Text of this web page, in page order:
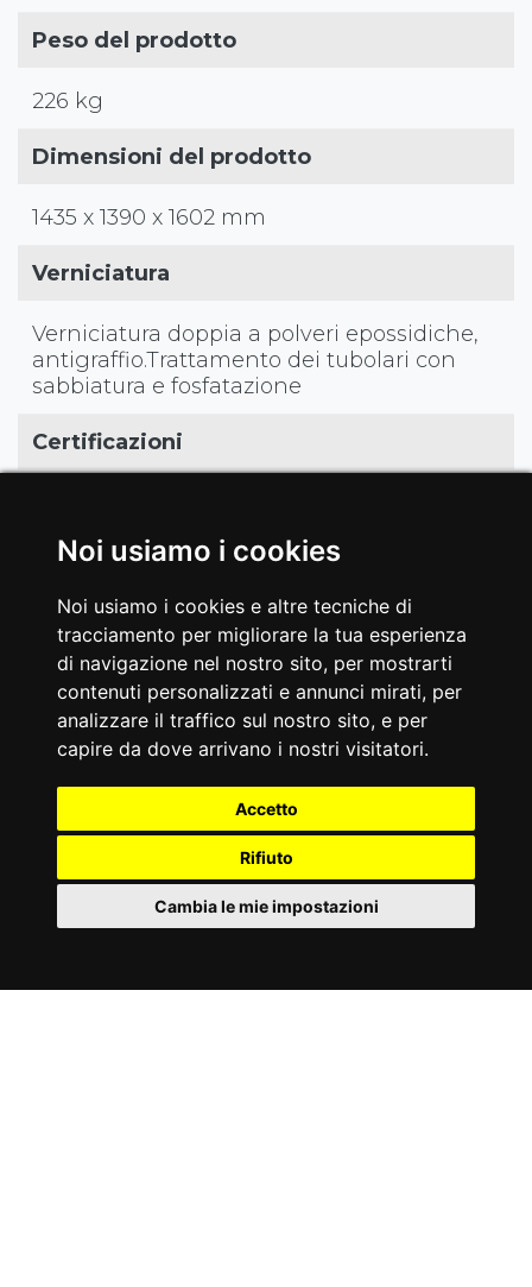
Noi usiamo i cookies
Noi usiamo i cookies e altre tecniche di
tracciamento per migliorare la tua esperienza
di navigazione nel nostro sito, per mostrarti
contenuti personalizzati e annunci mirati, per
analizzare il traffico sul nostro sito, e per
capire da dove arrivano i nostri visitatori.
Accetto
Rifiuto
Cambia le mie impostazioni
Peso del prodotto
226 kg
Dimensioni del prodotto
1435 x 1390 x 1602 mm
Verniciatura
Verniciatura doppia a polveri epossidiche,
antigraffio.Trattamento dei tubolari con
sabbiatura e fosfatazione
Certificazioni
EAN
8029975811635
#GALLERIA
PLX-7030 CONVERGING
CHEST PRESS
#toorxprofessional #laforzadellasoliditàed